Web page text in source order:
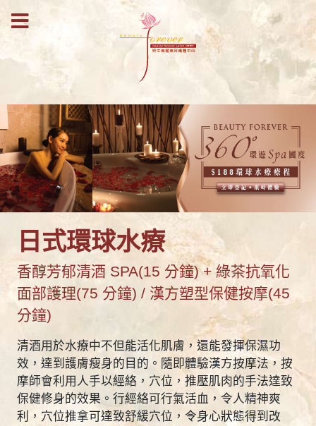
日式環球水療
香醇芳郁清酒 SPA(15 分鐘) + 綠茶抗氧化
面部護理(75 分鐘) / 漢方塑型保健按摩(45
分鐘)
清酒用於水療中不但能活化肌膚，還能發揮保濕功
效，達到護膚瘦身的目的。隨即體驗漢方按摩法，按
摩師會利用人手以經絡，穴位，推壓肌肉的手法達致
保健修身的效果。行經絡可行氣活血，令人精神爽
利，穴位推拿可達致舒緩穴位，令身心狀態得到改